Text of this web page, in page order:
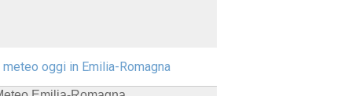
meteo oggi in Emilia-Romagna